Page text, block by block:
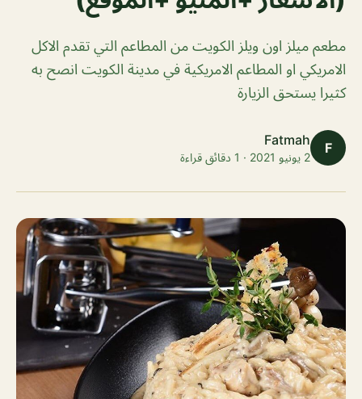
مطعم ميلز اون ويلز الكويت من المطاعم التي تقدم الاكل
الامريكي او المطاعم الامريكية في مدينة الكويت انصح به
كثيرا يستحق الزيارة
F
Fatmah
2 يونيو 2021 · 1 دقائق قراءة